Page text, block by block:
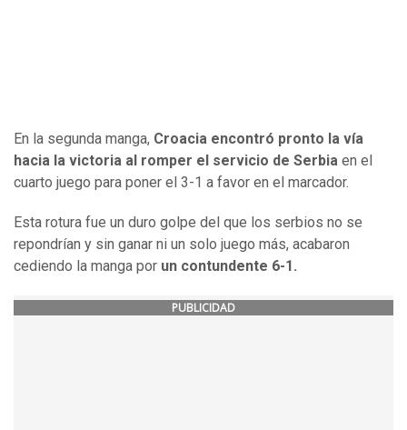
En la segunda manga, Croacia encontró pronto la vía
hacia la victoria al romper el servicio de Serbia en el
cuarto juego para poner el 3-1 a favor en el marcador.
Esta rotura fue un duro golpe del que los serbios no se
repondrían y sin ganar ni un solo juego más, acabaron
cediendo la manga por un contundente 6-1.
PUBLICIDAD